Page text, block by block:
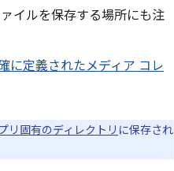
イルを保存する場所にも注
に定義されたメディア コレ
リ固有のディレクトリ に保存され